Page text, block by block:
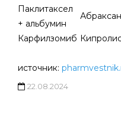
Паклитаксел
+ альбумин
Абраксан
Карфилзомиб
источник:
22.08.2024